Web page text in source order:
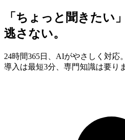
「ちょっと聞きたい
逃さない。
24時間365日、AIがやさしく対応。
導入は最短3分、専門知識は要り